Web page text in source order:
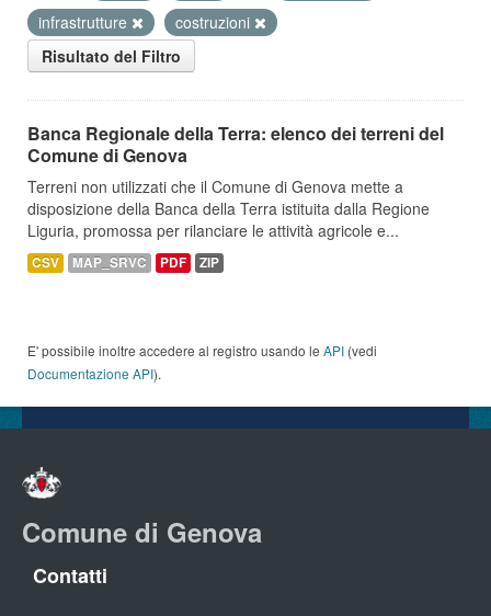
infrastrutture
costruzioni
Risultato del Filtro
Banca Regionale della Terra: elenco dei terreni del
Comune di Genova
Terreni non utilizzati che il Comune di Genova mette a
disposizione della Banca della Terra istituita dalla Regione
Liguria, promossa per rilanciare le attività agricole e...
CSV MAP_SRVC PDF ZIP
E' possibile inoltre accedere al registro usando le API (vedi
Documentazione API).
Comune di Genova
Contatti